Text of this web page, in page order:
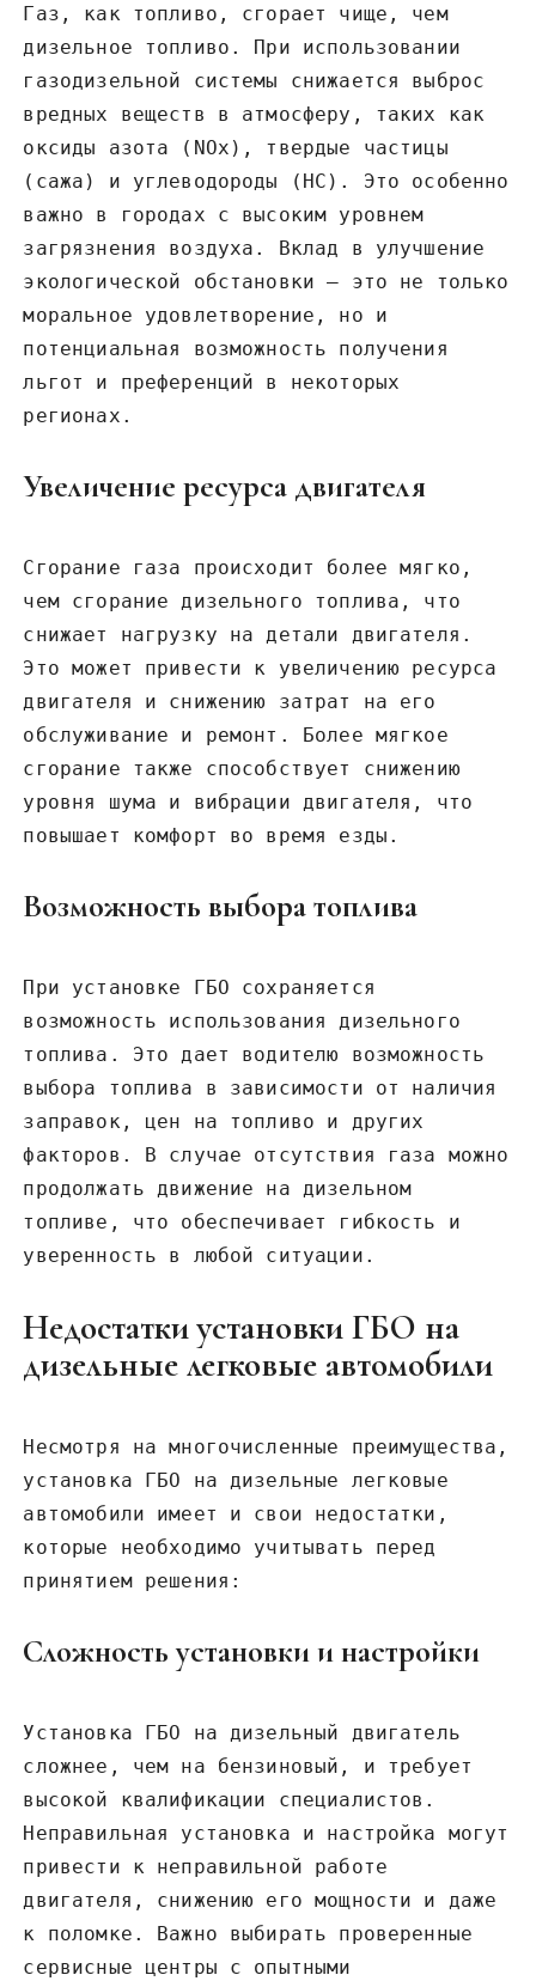
Газ, как топливо, сгорает чище, чем
дизельное топливо. При использовании
газодизельной системы снижается выброс
вредных веществ в атмосферу, таких как
оксиды азота (NOx), твердые частицы
(сажа) и углеводороды (HC). Это особенно
важно в городах с высоким уровнем
загрязнения воздуха. Вклад в улучшение
экологической обстановки – это не только
моральное удовлетворение, но и
потенциальная возможность получения
льгот и преференций в некоторых
регионах.
Увеличение ресурса двигателя
Сгорание газа происходит более мягко,
чем сгорание дизельного топлива, что
снижает нагрузку на детали двигателя.
Это может привести к увеличению ресурса
двигателя и снижению затрат на его
обслуживание и ремонт. Более мягкое
сгорание также способствует снижению
уровня шума и вибрации двигателя, что
повышает комфорт во время езды.
Возможность выбора топлива
При установке ГБО сохраняется
возможность использования дизельного
топлива. Это дает водителю возможность
выбора топлива в зависимости от наличия
заправок, цен на топливо и других
факторов. В случае отсутствия газа можно
продолжать движение на дизельном
топливе, что обеспечивает гибкость и
уверенность в любой ситуации.
Недостатки установки ГБО на
дизельные легковые автомобили
Несмотря на многочисленные преимущества,
установка ГБО на дизельные легковые
автомобили имеет и свои недостатки,
которые необходимо учитывать перед
принятием решения:
Сложность установки и настройки
Установка ГБО на дизельный двигатель
сложнее, чем на бензиновый, и требует
высокой квалификации специалистов.
Неправильная установка и настройка могут
привести к неправильной работе
двигателя, снижению его мощности и даже
к поломке. Важно выбирать проверенные
сервисные центры с опытными